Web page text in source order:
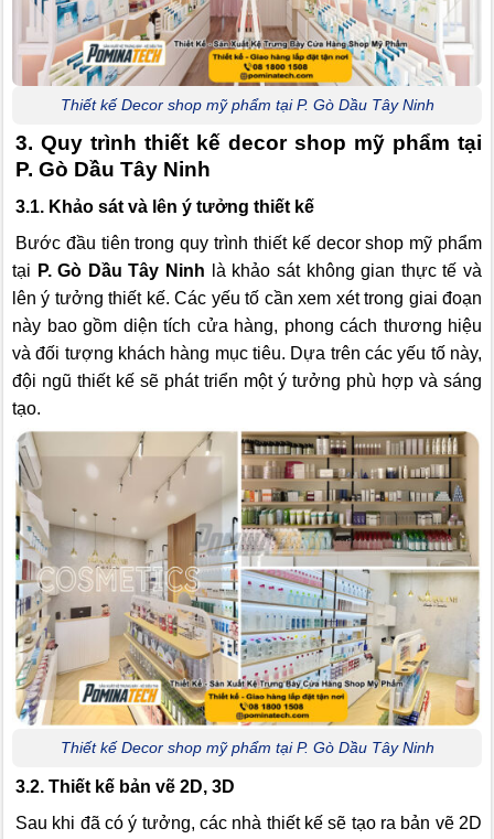
Thiết kế Decor shop mỹ phẩm tại P. Gò Dầu Tây Ninh
3. Quy trình thiết kế decor shop mỹ phẩm tại
P. Gò Dầu Tây Ninh
3.1. Khảo sát và lên ý tưởng thiết kế
Bước đầu tiên trong quy trình thiết kế decor shop mỹ phẩm
tại P. Gò Dầu Tây Ninh là khảo sát không gian thực tế và
lên ý tưởng thiết kế. Các yếu tố cần xem xét trong giai đoạn
này bao gồm diện tích cửa hàng, phong cách thương hiệu
và đối tượng khách hàng mục tiêu. Dựa trên các yếu tố này,
đội ngũ thiết kế sẽ phát triển một ý tưởng phù hợp và sáng
tạo.
Thiết kế Decor shop mỹ phẩm tại P. Gò Dầu Tây Ninh
3.2. Thiết kế bản vẽ 2D, 3D
Sau khi đã có ý tưởng, các nhà thiết kế sẽ tạo ra bản vẽ 2D